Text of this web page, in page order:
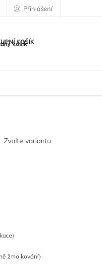
Přihlášení
KOŠÍK
košík
Zvolte variantu
žmolkování)